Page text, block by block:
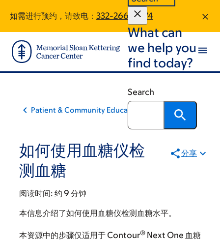
main
content
footer
如需进行预约，请致电： 332-266-4074
What can
we help you
find today?
Search
Patient & Community Education
如何使用血糖仪检
测血糖
分享
阅读时间: 约 9 分钟
本信息介绍了如何使用血糖仪检测血糖水平。
本资源中的步骤仅适用于 Contour® Next One 血糖